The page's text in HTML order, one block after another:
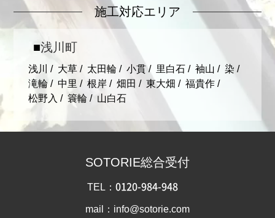
施工対応エリア
浅川町
浅川 大草 太田輪 小貫 里白石 袖山
染
滝輪
中里 根岸 畑田 東大畑
福貴作
松野入
簑輪 山白石
SOTORIE総合受付
TEL： 0120-984-948
mail：info@sotorie.com